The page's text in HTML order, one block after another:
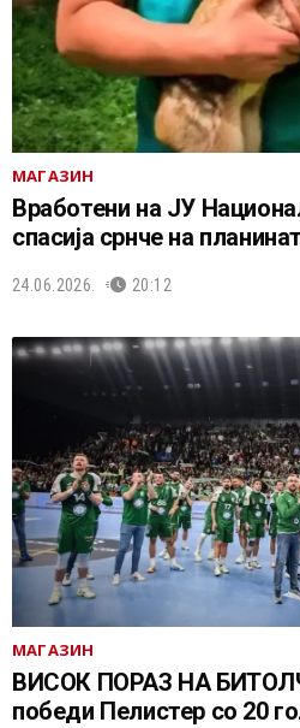
МАГАЗИН
Вработени на ЈУ
спасија срнче на
24.06.2026. 20:12
МАГАЗИН
ВИСОК ПОРАЗ НА
победи Пелистер со 20